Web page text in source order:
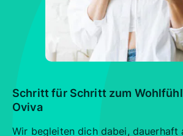
Schritt für Schritt zum
Oviva
Wir begleiten dich dabei, dauerhaft